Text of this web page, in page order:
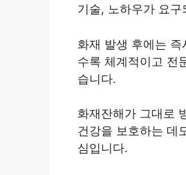
기술, 노하우가 요
화재 발생 후에는
수록 체계적이고 전
습니다.
화재잔해가 그대로
건강을 보호하는 데
심입니다.